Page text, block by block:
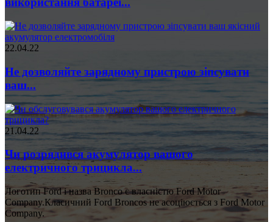
22.04.22
Не дозволяйте зарядному пристрою зіпсувати
ваш...
21.04.22
Чи розрядився акумулятор вашого
електричного трицикла...
Логотип Ford і назва Bronco є власністю Ford Motor
Company.Класичний Ford Broncos не асоціюється з Ford Motor
Company.